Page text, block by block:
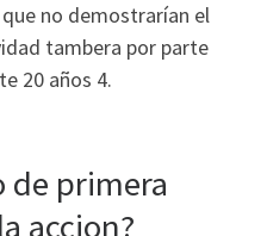
no demostrarían el
tambera por parte
20 años 4.
de primera
accion?